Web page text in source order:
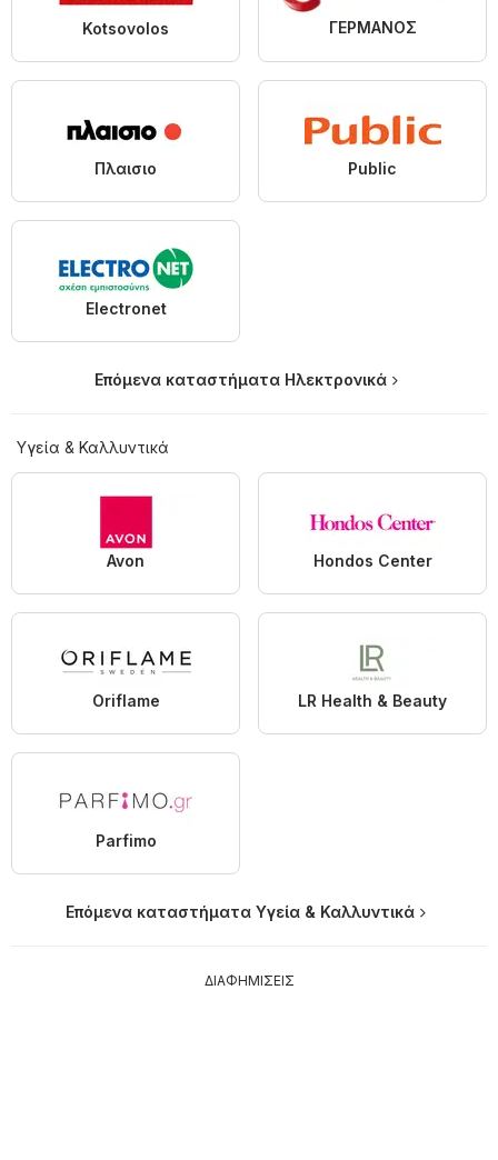
Kotsovolos ΓΕΡΜΑΝΟΣ
Πλαισιο Public
Electronet
Επόμενα καταστήματα Hλεκτρονικά
Υγεία & Καλλυντικά
Avon Hondos Center
Oriflame LR Health & Beauty
Parfimo
Επόμενα καταστήματα Υγεία & Καλλυντικά
ΔΙΑΦΗΜΙΣΕΙΣ